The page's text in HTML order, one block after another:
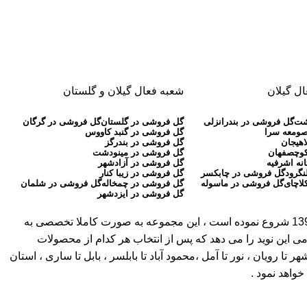
گیلان
گل فروشی در بندرانزلی
سرا
اشرفیه
گل فروشی در چابکسر
گل فروشی در ماسوله
شعبه فعال گیلان و گلستان
گل فروشی در گلستانگل فروشی در گرگان
گل فروشی در گنبد کاووس
گل فروشی در بندرگز
گل فروشی در مینودشت
گل فروشی در آزادشهر
گل فروشی در زیبا کنار
گل فروشی در چمخالهگل فروشی در شلمان
گل فروشی در ایزدشهر
( بیش از 30 سال سابقه ) ، به عنوان اولین گلفروشی آنلاین در مازندران ، گلستان و گیلان کار آنلاین خود را از سال 1397 شروع نموده است ، این مجموعه به صورت کاملا تخصصی به
این نوید را می دهد که پس از انتخاب هر کدام از محصولات
، نور تا آمل ،محمود آباد تا بابلسر ، بابل تا ساری ، استان
نمود .